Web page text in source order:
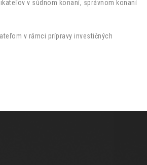
v súdnom konaní, správnom konaní
v rámci prípravy investičných